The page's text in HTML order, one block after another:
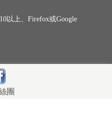
團
以上、Firefox或Google